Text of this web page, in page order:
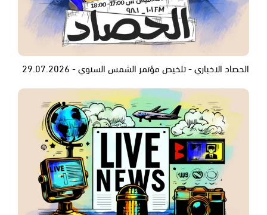
الحصاد الاخباري - تلخيص مؤتمر الشمس السنوي - 29.07.2026